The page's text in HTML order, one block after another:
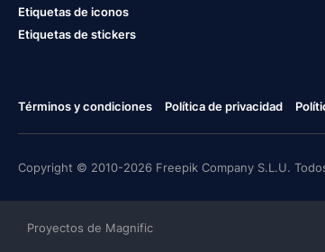
Etiquetas de iconos
Etiquetas de stickers
Términos y condiciones Política de privacidad
Copyright © 2010-2026 Freepik Company S.L.U.
Proyectos de Magnific